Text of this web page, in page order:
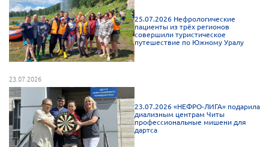
Московская область
Мурманская область
Нижегородская область
Новгородская область
Новосибирская область
Омская область
Оренбургская область
Пензенская область
25.07.2026 Нефрологические
пациенты из трёх регионов
совершили туристическое
путешествие по Южному Уралу
23.07.2026
23.07.2026 «НЕФРО-ЛИГА» подарила
диализным центрам Читы
профессиональные мишени для
дартса